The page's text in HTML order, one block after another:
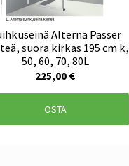
Alterna Passer
suora kirkas 195 cm k,
50, 60, 70, 80L
225,00 €
OSTA